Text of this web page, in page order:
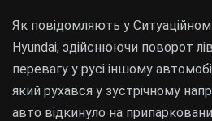
Як повідомляють у
Hyundai, здійснюючи поворот
перевагу у русі іншому
який рухався у зустрічному
авто відкинуло на